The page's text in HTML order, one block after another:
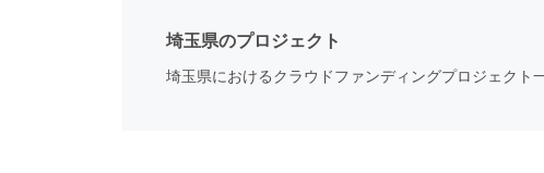
ビジネス・起業
埼玉県のプロジェクト
埼玉県におけるクラウドファンディングプロジェクト